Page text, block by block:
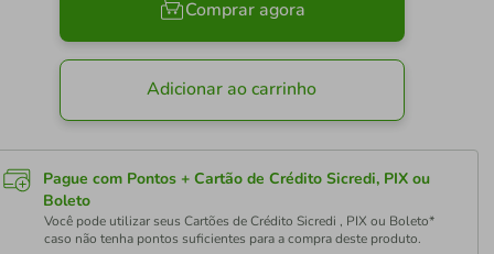
Comprar agora
Adicionar ao carrinho
Pague com Pontos + Cartão de Crédito Sicredi, PIX ou
Boleto
Você pode utilizar seus Cartões de Crédito Sicredi , PIX ou Boleto*
caso não tenha pontos suficientes para a compra deste produto.